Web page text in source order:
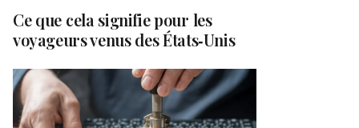
Ce que cela signifie pour les
voyageurs venus des États‑Unis